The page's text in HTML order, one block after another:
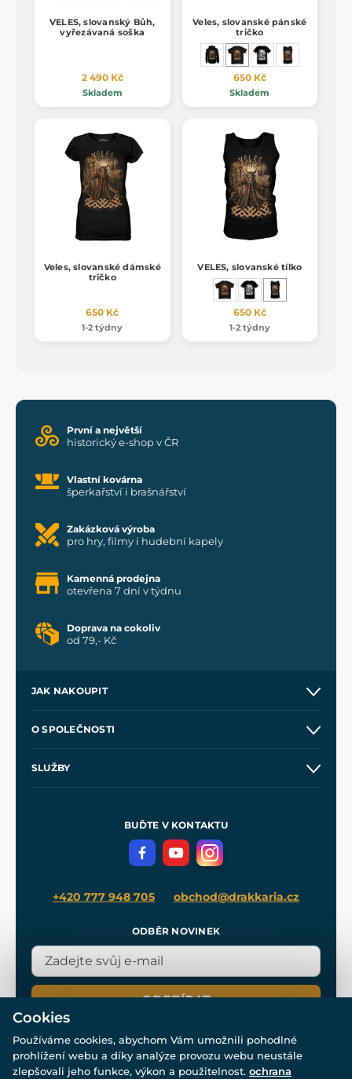
VELES, slovanský Bůh,
vyřezávaná soška
2 490 Kč
Skladem
Veles, slovanské pánské
tričko
650 Kč
Skladem
Veles, slovanské dámské
tričko
650 Kč
1-2 týdny
VELES, slovanské tílko
650 Kč
1-2 týdny
První a největší
historický e-shop v ČR
Vlastní kovárna
šperkařství i brašnářství
Zakázková výroba
pro hry, filmy i hudební kapely
Kamenná prodejna
otevřena 7 dní v týdnu
Doprava na cokoliv
od 79,- Kč
JAK NAKOUPIT
Velkoobchod
O SPOLEČNOSTI
SLUŽBY
Meče pro Kingdom Come
BUĎTE V KONTAKTU
+420 777 948 705 obchod@drakkaria.cz
ODBĚR NOVINEK
ODEBÍRAT
Cookies
Používáme cookies, abychom Vám umožnili pohodlné
prohlížení webu a díky analýze provozu webu neustále
zlepšovali jeho funkce, výkon a použitelnost. ochrana